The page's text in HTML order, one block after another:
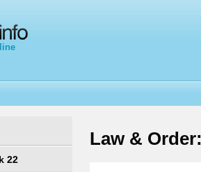
22
Law &